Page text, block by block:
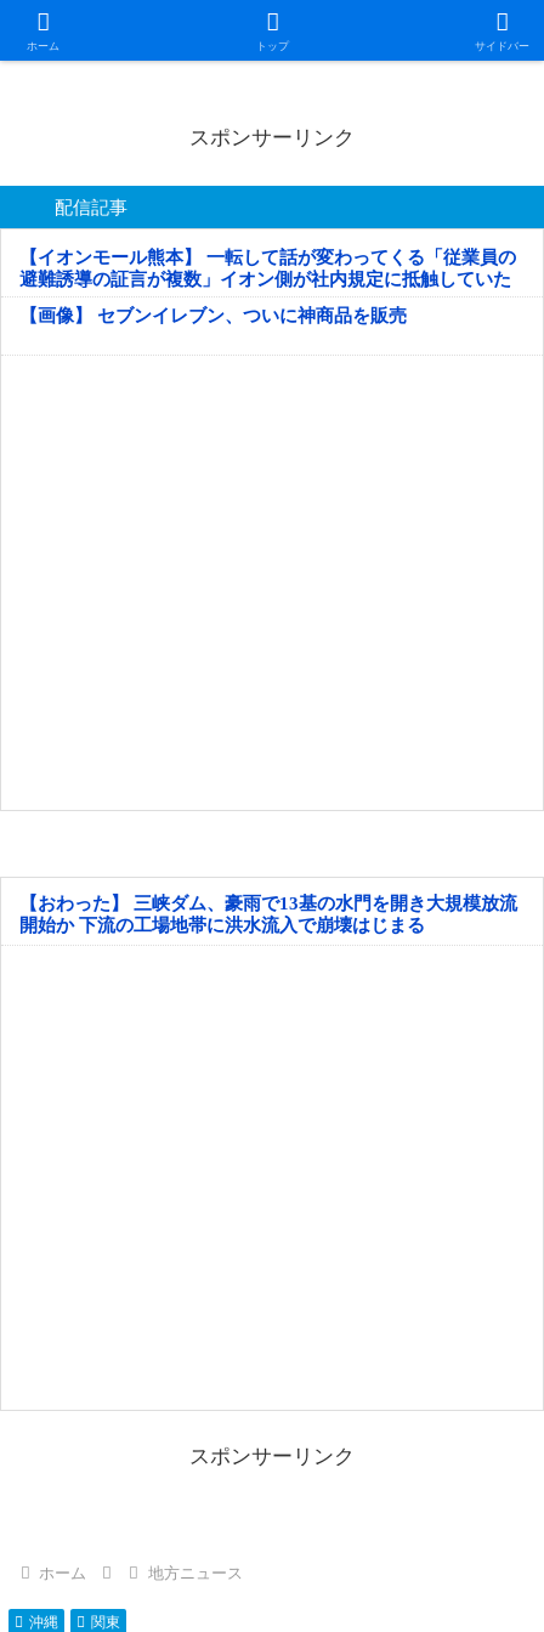
ホーム トップ サイドバー
日本第一！ニュース録
スポンサーリンク
配信記事
【イオンモール熊本】 一転して話が変わってくる「従業員の
避難誘導の証言が複数」イオン側が社内規定に抵触していた
疑い
【画像】 セブンイレブン、ついに神商品を販売
【おわった】 三峡ダム、豪雨で13基の水門を開き大規模放流
開始か 下流の工場地帯に洪水流入で崩壊はじまる
スポンサーリンク
ホーム 地方ニュース
沖縄 関東